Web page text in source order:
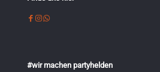
#wir machen partyhelden